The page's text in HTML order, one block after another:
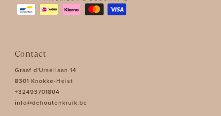
Contact
Graaf d'Ursellaan 14
8301 Knokke-Heist
+32493701804
info@dehoutenkruik.be